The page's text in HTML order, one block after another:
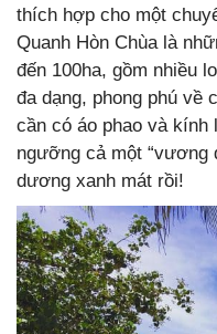
thích hợp cho một
Quanh Hòn Chùa là
đến 100ha, gồm nhiều
đa dạng, phong phú về
cần có áo phao và kính
ngưỡng cả một “vương
dương xanh mát rồi!